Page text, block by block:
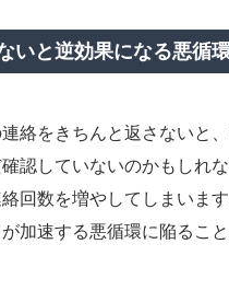
いと逆効果になる悪循
絡をきちんと返さないと
認していないのかもしれ
回数を増やしてしまいま
加速する悪循環に陥るこ